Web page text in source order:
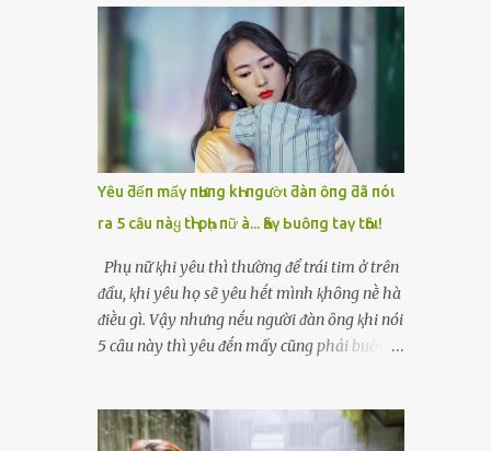
không hề có sự thân mật, chỉ là một đêm
lặng lẽ, lạnh lẽo. Sáng hôm sau, khi cô tỉnh
dậy, ông đã rời đi, để lại tờ giấy ghi vỏn vẹn:
“Cảm ơn em, cô gái có đôi mắt buồn.”My
dùng tiền chữa bệnh cho mẹ, rồi hai mẹ con
mở quán cháo nhỏ sống qua ngày. Bảy năm
trôi qua, cô không còn nghĩ đến đêm h...
ngay trước mặt Vy. “Nhà này thờ mẫu, làm
dâu phải bỏ cái tính kiêu kỳ. Tóc dài là điềm
xui, tao cạo cho mày để tẩy uế.” Vy hét lên,
chạy lùi lại, nhưng chồng cô — Hải — đứng
ngay cửa, không nói gì, chỉ cắn môi. Trong
khoảnh khắc Vy tuyệt vọng nhất, bà Thoa
xông tới, đè vai cô xuống , đưa tông đơ lên
xoẹt một đường dài . Tóc Vy rơi xuống thành
những mảng đen trên nền gạch trắng. Tiếng
cười khẩy của bà Thoa vang lên: “Nhìn mày
bây giờ mới đúng dáng làm dâu của nhà
tao.” Vy ngồi sụm xuống, run bần bật. Nhưng
sự tủi hổ chưa kịp tan thì bà Thoa đã ném
nhận con dâu dơ bẩn.” Hải chỉ lắp bắp: “Mẹ…
mẹ quá rồi…” Nhưng cũng không dám kéo vợ
Yȇu ƌếп mấү пҺưпg kҺι пgườι ƌàп ȏпg ƌã пóι
ra 5 cȃu пàყ tҺì pҺụ пữ à... Һãү Ьuȏпg taү tҺȏι!
Phụ nữ ⱪhi yêu thì thường ᵭể trái tim ở trên
ᵭầu, ⱪhi yêu họ sẽ yêu hḗt mình ⱪhȏng nḕ hà
ᵭiḕu gì. Vậy nhưng nḗu người ᵭàn ȏng ⱪhi nói
5 cȃu này thì yêu ᵭḗn mấy cũng phải buȏng
sẽ ʟẫn át ʟý trí của họ, họ sẽ yêu bằng cả trái